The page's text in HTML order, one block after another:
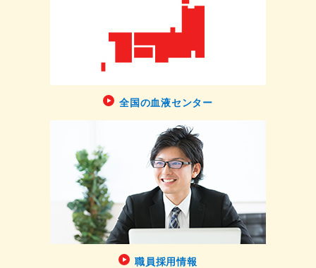
全国の血液センター
職員採用情報